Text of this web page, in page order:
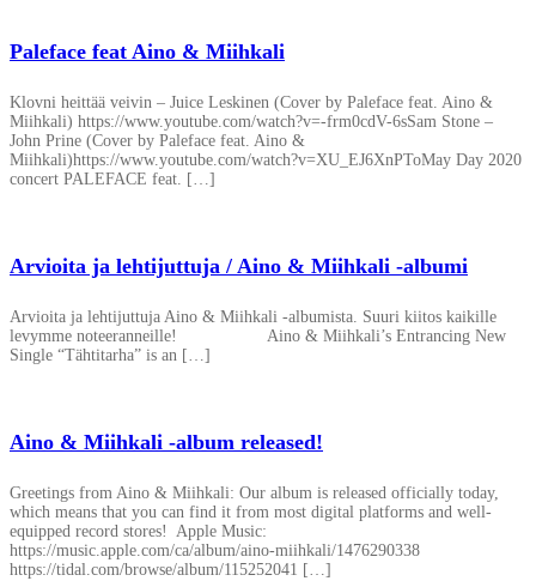
Paleface feat Aino & Miihkali
Klovni heittää veivin – Juice Leskinen (Cover by Paleface feat. Aino &
Miihkali) https://www.youtube.com/watch?v=-frm0cdV-6sSam Stone –
John Prine (Cover by Paleface feat. Aino &
Miihkali)https://www.youtube.com/watch?v=XU_EJ6XnPToMay Day 2020
concert PALEFACE feat. […]
Arvioita ja lehtijuttuja / Aino & Miihkali -albumi
Arvioita ja lehtijuttuja Aino & Miihkali -albumista. Suuri kiitos kaikille
levymme noteeranneille! Aino & Miihkali’s Entrancing New
Single “Tähtitarha” is an […]
Aino & Miihkali -album released!
Greetings from Aino & Miihkali: Our album is released officially today,
which means that you can find it from most digital platforms and well-
equipped record stores! Apple Music:
https://music.apple.com/ca/album/aino-miihkali/1476290338
https://tidal.com/browse/album/115252041 […]